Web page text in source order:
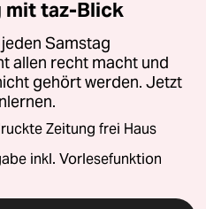
mit taz-Blick
Samstag
allen recht macht und
gehört werden. Jetzt
Zeitung frei Haus
inkl. Vorlesefunktion